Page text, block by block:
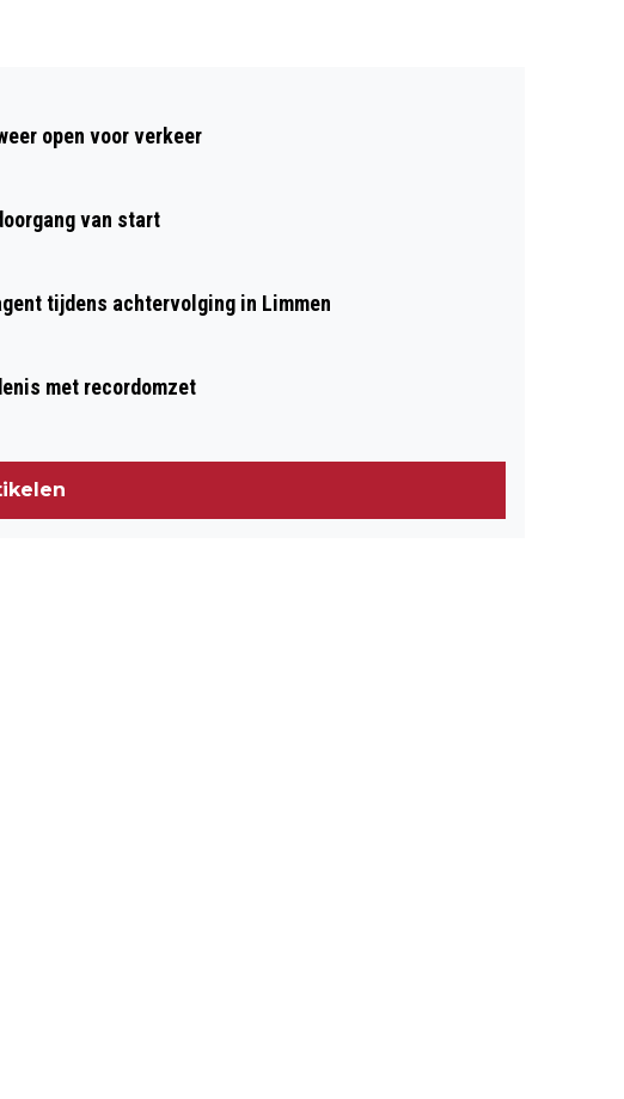
TOEGANKELIJK TIJDENS OPEN
open voor verkeer
van start
tijdens achtervolging in Limmen
met recordomzet